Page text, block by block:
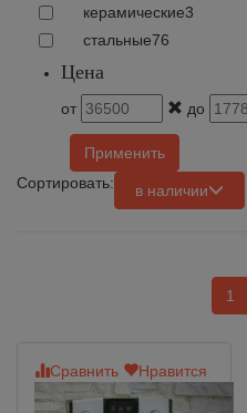
керамические3
стальные76
Цена
от до
Применить
Сортировать:
в наличии
1
Сравнить Нравится